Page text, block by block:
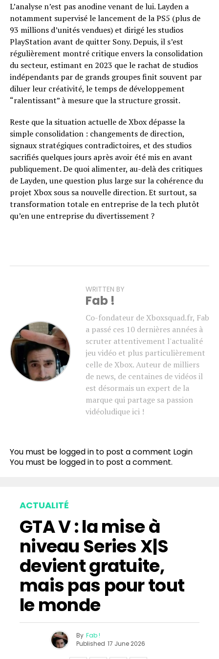
L’analyse n’est pas anodine venant de lui. Layden a
notamment supervisé le lancement de la PS5 (plus de
93 millions d’unités vendues) et dirigé les studios
PlayStation avant de quitter Sony. Depuis, il s’est
régulièrement montré critique envers la consolidation
du secteur, estimant en 2023 que le rachat de studios
indépendants par de grands groupes finit souvent par
diluer leur créativité, le temps de développement
“ralentissant” à mesure que la structure grossit.
Reste que la situation actuelle de Xbox dépasse la
simple consolidation : changements de direction,
signaux stratégiques contradictoires, et des studios
sacrifiés quelques jours après avoir été mis en avant
publiquement. De quoi alimenter, au-delà des critiques
de Layden, une question plus large sur la cohérence du
projet Xbox sous sa nouvelle direction. Et surtout, sa
transformation totale en entreprise de la tech plutôt
qu’en une entreprise du divertissement ?
WRITTEN BY
Fab !
Co-fondateur de Xboxsquad.fr, Fab
a passé ces 10 dernières années à
scruter attentivement l'actualité
jeu vidéo et plus particulièrement
celle de Xbox. Auteur de milliers
de news, de centaines de vidéos il
est désormais un expert de la
marque qui partage sa passion
vidéoludique ici !
You must be logged in to post a comment Login
You must be logged in to post a comment.
ACTUALITÉ
GTA V : la mise à
niveau Series X|S
devient gratuite,
mais pas pour tout
le monde
By Fab !
Published 17 June 2026